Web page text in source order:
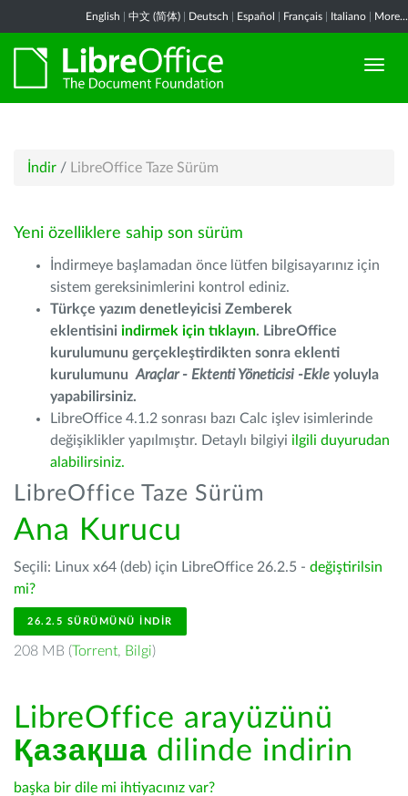
English 中文 (简体) Deutsch Español Français Italiano More...
İndir / LibreOffice Taze Sürüm
Yeni özelliklere sahip son sürüm
İndirmeye başlamadan önce lütfen bilgisayarınız için
sistem gereksinimlerini kontrol ediniz.
Türkçe yazım denetleyicisi Zemberek
eklentisini indirmek için tıklayın. LibreOffice
kurulumunu gerçekleştirdikten sonra eklenti
kurulumunu Araçlar - Ektenti Yöneticisi -Ekle yoluyla
yapabilirsiniz.
LibreOffice 4.1.2 sonrası bazı Calc işlev isimlerinde
değişiklikler yapılmıştır. Detaylı bilgiyi ilgili duyurudan
alabilirsiniz.
LibreOffice Taze Sürüm
Ana Kurucu
Seçili: Linux x64 (deb) için LibreOffice 26.2.5 - değiştirilsin
mi?
26.2.5 SÜRÜMÜNÜ İNDIR
208 MB (Torrent, Bilgi)
LibreOffice arayüzünü
Қазақша dilinde indirin
başka bir dile mi ihtiyacınız var?